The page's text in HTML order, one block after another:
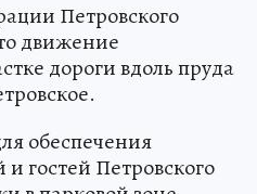
Петровского
движение
дороги вдоль пруда
обеспечения
гостей Петровского